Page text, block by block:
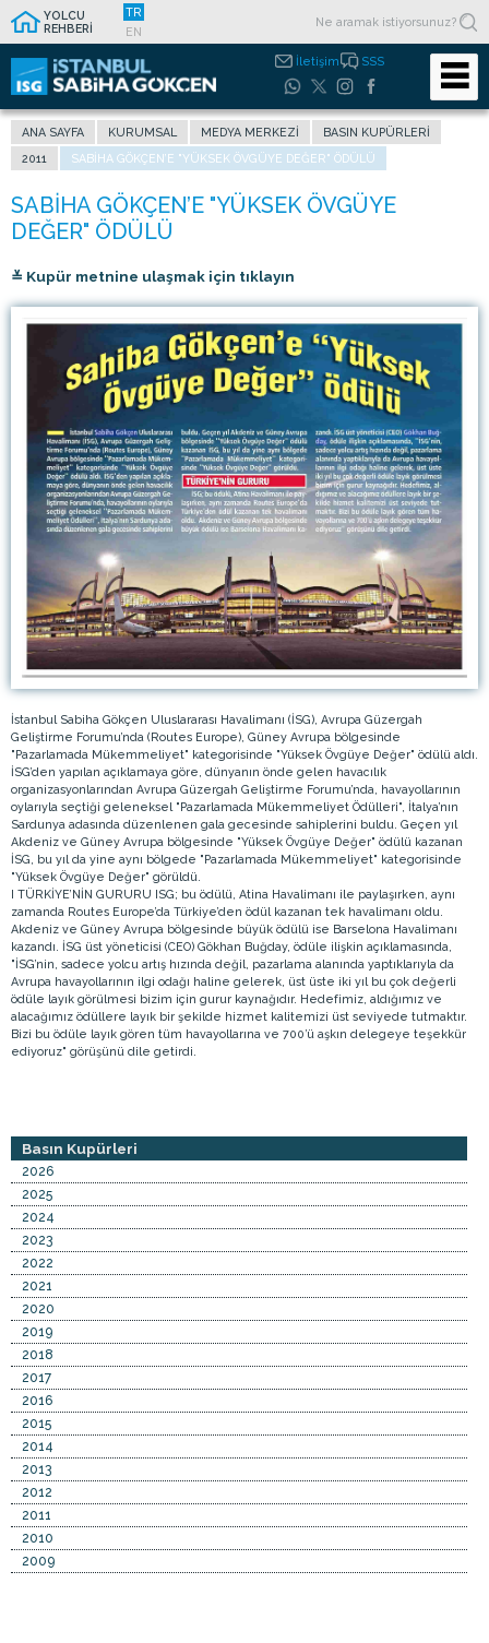
YOLCU
REHBERİ
TR
EN
İletişim SSS
ANA SAYFA KURUMSAL MEDYA MERKEZI
BASIN KUPÜRLERI
2011
SABIHA GÖKÇEN’E "YÜKSEK ÖVGÜYE DEĞER" ÖDÜLÜ
≚ Kupür metnine ulaşmak için tıklayın
İstanbul Sabiha Gökçen Uluslararası Havalimanı (İSG), Avrupa Güzergah
Geliştirme Forumu’nda (Routes Europe), Güney Avrupa bölgesinde
"Pazarlamada Mükemmeliyet" kategorisinde "Yüksek Övgüye Değer" ödülü aldı.
İSG’den yapılan açıklamaya göre, dünyanın önde gelen havacılık
organizasyonlarından Avrupa Güzergah Geliştirme Forumu’nda, havayollarının
oylarıyla seçtiği geleneksel "Pazarlamada Mükemmeliyet Ödülleri", İtalya’nın
Sardunya adasında düzenlenen gala gecesinde sahiplerini buldu. Geçen yıl
Akdeniz ve Güney Avrupa bölgesinde "Yüksek Övgüye Değer" ödülü kazanan
İSG, bu yıl da yine aynı bölgede "Pazarlamada Mükemmeliyet" kategorisinde
"Yüksek Övgüye Değer" görüldü.
I TÜRKİYE’NİN GURURU ISG; bu ödülü, Atina Havalimanı ile paylaşırken, aynı
zamanda Routes Europe’da Türkiye’den ödül kazanan tek havalimanı oldu.
Akdeniz ve Güney Avrupa bölgesinde büyük ödülü ise Barselona Havalimanı
kazandı. İSG üst yöneticisi (CEO) Gökhan Buğday, ödüle ilişkin açıklamasında,
"İSG’nin, sadece yolcu artış hızında değil, pazarlama alanında yaptıklarıyla da
Avrupa havayollarının ilgi odağı haline gelerek, üst üste iki yıl bu çok değerli
ödüle layık görülmesi bizim için gurur kaynağıdır. Hedefimiz, aldığımız ve
alacağımız ödüllere layık bir şekilde hizmet kalitemizi üst seviyede tutmaktır.
Bizi bu ödüle layık gören tüm havayollarına ve 700’ü aşkın delegeye teşekkür
ediyoruz" görüşünü dile getirdi.
Basın Kupürleri
2026
2025
2024
2023
2022
2021
2020
2019
2018
2017
2016
2015
2014
2013
2012
2011
2010
2009